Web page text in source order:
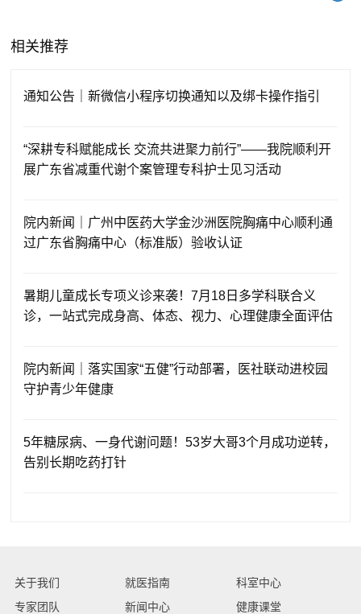
相关推荐
通知公告｜新微信小程序切换通知以及绑卡操作指引
“深耕专科赋能成长 交流共进聚力前行”——我院顺利开
展广东省减重代谢个案管理专科护士见习活动
院内新闻｜广州中医药大学金沙洲医院胸痛中心顺利通
过广东省胸痛中心（标准版）验收认证
暑期儿童成长专项义诊来袭！7月18日多学科联合义
诊，一站式完成身高、体态、视力、心理健康全面评估
院内新闻｜落实国家“五健”行动部署，医社联动进校园
守护青少年健康
5年糖尿病、一身代谢问题！53岁大哥3个月成功逆转，
告别长期吃药打针
关于我们 就医指南
科室中心
专家团队
新闻中心
健康课堂